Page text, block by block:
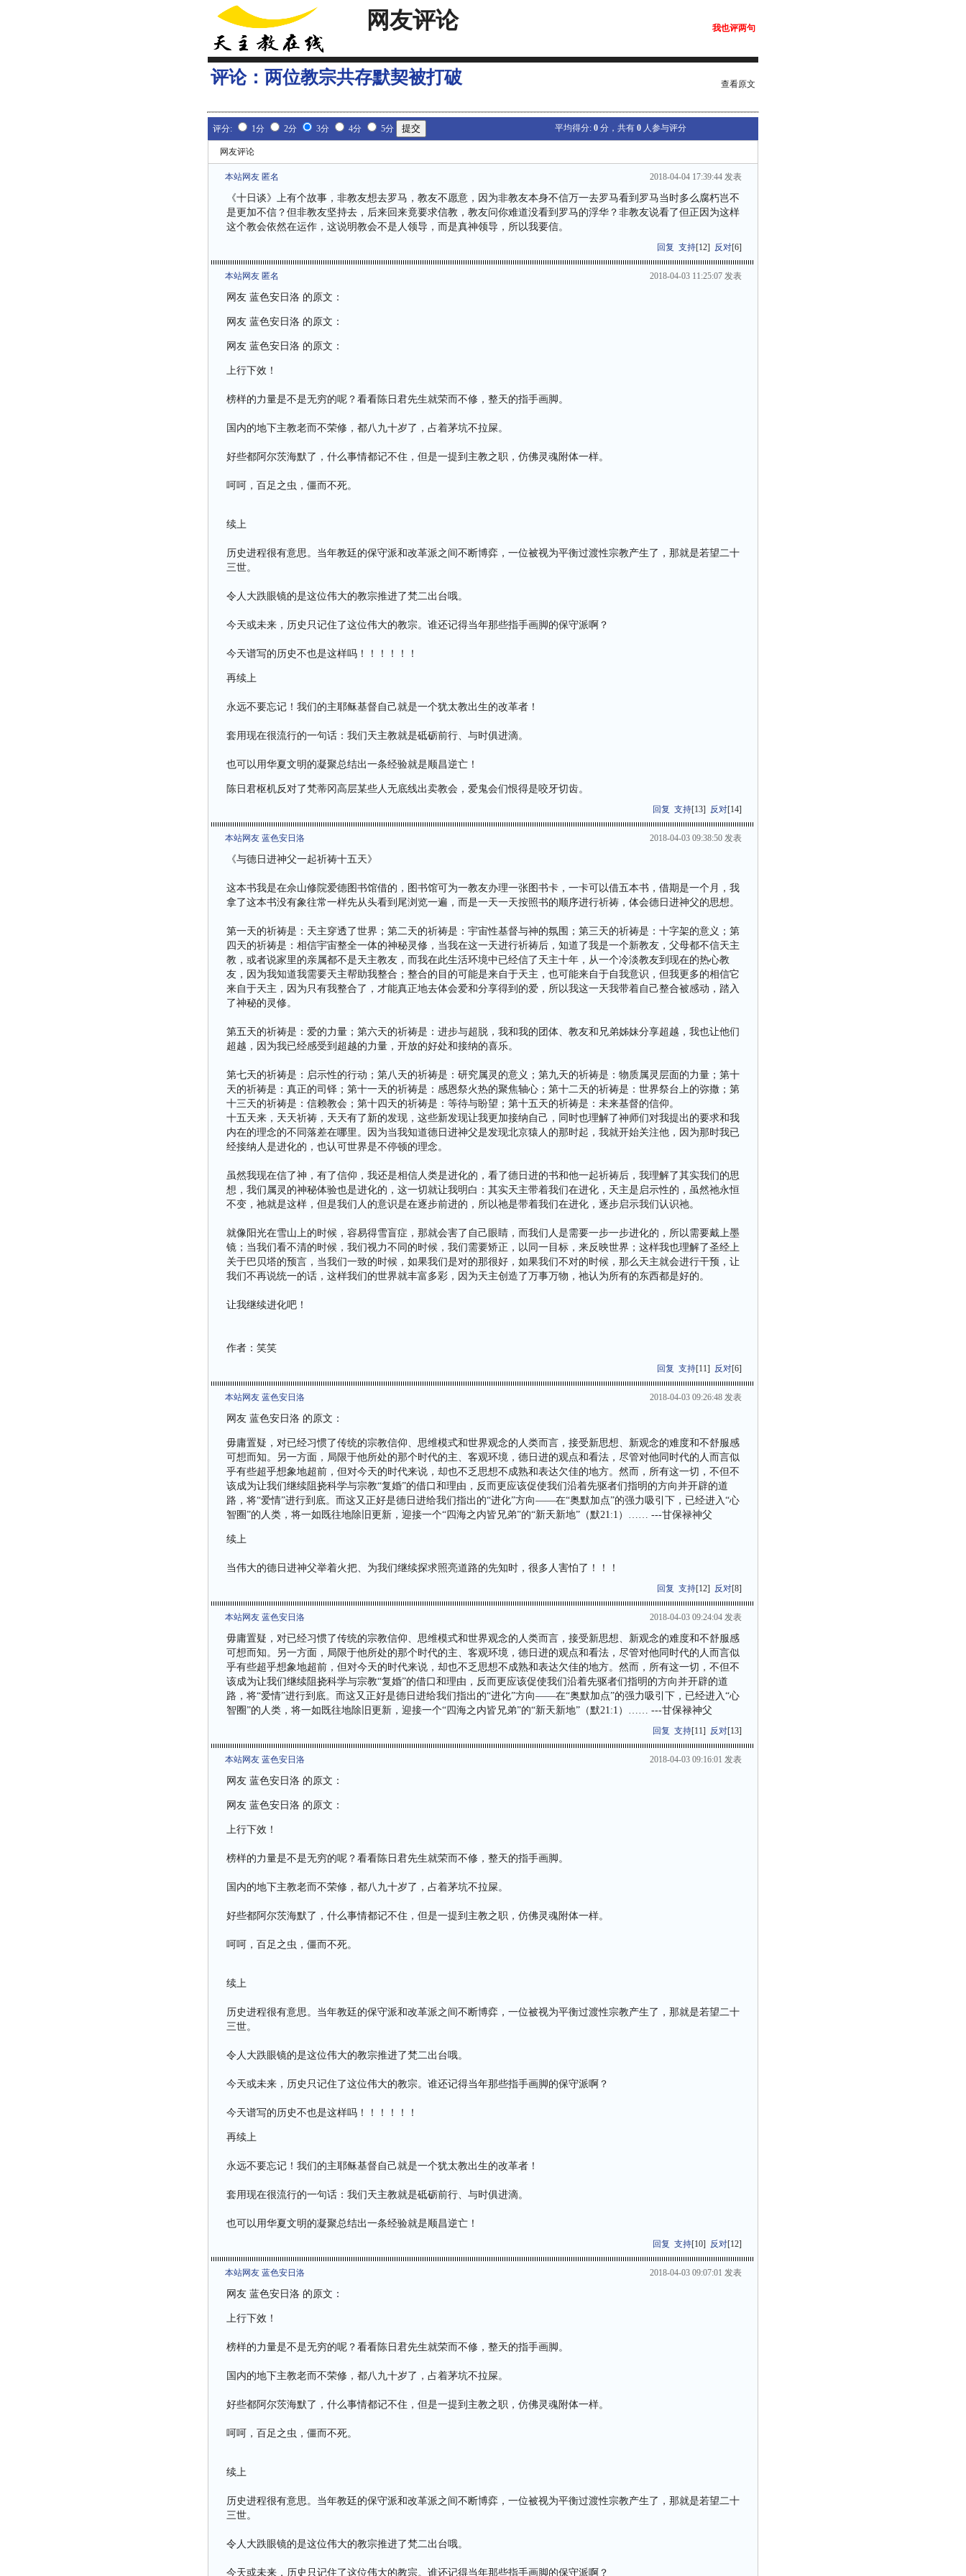
网友评论 我也评两句
评论： 两位教宗共存默契被打破 查看原文
评分: 1分 2分 3分 4分 5分 平均得分: 0 分，共有 0 人参与评分
网友评论
本站网友 匿名 2018-04-04 17:39:44 发表
《十日谈》上有个故事，非教友想去罗马，教友不愿意，因为非教友本身不信万一去罗马看到罗马当时多么腐朽岂不
是更加不信？但非教友坚持去，后来回来竟要求信教，教友问你难道没看到罗马的浮华？非教友说看了但正因为这样
这个教会依然在运作，这说明教会不是人领导，而是真神领导，所以我要信。
回复 支持[12] 反对[6]
本站网友 匿名 2018-04-03 11:25:07 发表
网友 蓝色安日洛 的原文：
网友 蓝色安日洛 的原文：
网友 蓝色安日洛 的原文：
上行下效！
榜样的力量是不是无穷的呢？看看陈日君先生就荣而不修，整天的指手画脚。
国内的地下主教老而不荣修，都八九十岁了，占着茅坑不拉屎。
好些都阿尔茨海默了，什么事情都记不住，但是一提到主教之职，仿佛灵魂附体一样。
呵呵，百足之虫，僵而不死。
续上
历史进程很有意思。当年教廷的保守派和改革派之间不断博弈，一位被视为平衡过渡性宗教产生了，那就是若望二十
三世。
令人大跌眼镜的是这位伟大的教宗推进了梵二出台哦。
今天或未来，历史只记住了这位伟大的教宗。谁还记得当年那些指手画脚的保守派啊？
今天谱写的历史不也是这样吗！！！！！！
再续上
永远不要忘记！我们的主耶稣基督自己就是一个犹太教出生的改革者！
套用现在很流行的一句话：我们天主教就是砥砺前行、与时俱进滴。
也可以用华夏文明的凝聚总结出一条经验就是顺昌逆亡！
陈日君枢机反对了梵蒂冈高层某些人无底线出卖教会，爱鬼会们恨得是咬牙切齿。
回复 支持[13] 反对[14]
本站网友 蓝色安日洛 2018-04-03 09:38:50 发表
《与德日进神父一起祈祷十五天》
这本书我是在佘山修院爱德图书馆借的，图书馆可为一教友办理一张图书卡，一卡可以借五本书，借期是一个月，我
拿了这本书没有象往常一样先从头看到尾浏览一遍，而是一天一天按照书的顺序进行祈祷，体会德日进神父的思想。
第一天的祈祷是：天主穿透了世界；第二天的祈祷是：宇宙性基督与神的氛围；第三天的祈祷是：十字架的意义；第
四天的祈祷是：相信宇宙整全一体的神秘灵修，当我在这一天进行祈祷后，知道了我是一个新教友，父母都不信天主
教，或者说家里的亲属都不是天主教友，而我在此生活环境中已经信了天主十年，从一个冷淡教友到现在的热心教
友，因为我知道我需要天主帮助我整合；整合的目的可能是来自于天主，也可能来自于自我意识，但我更多的相信它
来自于天主，因为只有我整合了，才能真正地去体会爱和分享得到的爱，所以我这一天我带着自己整合被感动，踏入
了神秘的灵修。
第五天的祈祷是：爱的力量；第六天的祈祷是：进步与超脱，我和我的团体、教友和兄弟姊妹分享超越，我也让他们
超越，因为我已经感受到超越的力量，开放的好处和接纳的喜乐。
第七天的祈祷是：启示性的行动；第八天的祈祷是：研究属灵的意义；第九天的祈祷是：物质属灵层面的力量；第十
天的祈祷是：真正的司铎；第十一天的祈祷是：感恩祭火热的聚焦轴心；第十二天的祈祷是：世界祭台上的弥撒；第
十三天的祈祷是：信赖教会；第十四天的祈祷是：等待与盼望；第十五天的祈祷是：未来基督的信仰。
十五天来，天天祈祷，天天有了新的发现，这些新发现让我更加接纳自己，同时也理解了神师们对我提出的要求和我
内在的理念的不同落差在哪里。因为当我知道德日进神父是发现北京猿人的那时起，我就开始关注他，因为那时我已
经接纳人是进化的，也认可世界是不停顿的理念。
虽然我现在信了神，有了信仰，我还是相信人类是进化的，看了德日进的书和他一起祈祷后，我理解了其实我们的思
想，我们属灵的神秘体验也是进化的，这一切就让我明白：其实天主带着我们在进化，天主是启示性的，虽然祂永恒
不变，祂就是这样，但是我们人的意识是在逐步前进的，所以祂是带着我们在进化，逐步启示我们认识祂。
就像阳光在雪山上的时候，容易得雪盲症，那就会害了自己眼睛，而我们人是需要一步一步进化的，所以需要戴上墨
镜；当我们看不清的时候，我们视力不同的时候，我们需要矫正，以同一目标，来反映世界；这样我也理解了圣经上
关于巴贝塔的预言，当我们一致的时候，如果我们是对的那很好，如果我们不对的时候，那么天主就会进行干预，让
我们不再说统一的话，这样我们的世界就丰富多彩，因为天主创造了万事万物，祂认为所有的东西都是好的。
让我继续进化吧！
作者：笑笑
回复 支持[11] 反对[6]
本站网友 蓝色安日洛 2018-04-03 09:26:48 发表
网友 蓝色安日洛 的原文：
毋庸置疑，对已经习惯了传统的宗教信仰、思维模式和世界观念的人类而言，接受新思想、新观念的难度和不舒服感
可想而知。另一方面，局限于他所处的那个时代的主、客观环境，德日进的观点和看法，尽管对他同时代的人而言似
乎有些超乎想象地超前，但对今天的时代来说，却也不乏思想不成熟和表达欠佳的地方。然而，所有这一切，不但不
该成为让我们继续阻挠科学与宗教“复婚”的借口和理由，反而更应该促使我们沿着先驱者们指明的方向并开辟的道
路，将“爱情”进行到底。而这又正好是德日进给我们指出的“进化”方向——在“奥默加点”的强力吸引下，已经进入“心
智圈”的人类，将一如既往地除旧更新，迎接一个“四海之内皆兄弟”的“新天新地”（默21:1）…… ---甘保禄神父
续上
当伟大的德日进神父举着火把、为我们继续探求照亮道路的先知时，很多人害怕了！！！
回复 支持[12] 反对[8]
本站网友 蓝色安日洛 2018-04-03 09:24:04 发表
毋庸置疑，对已经习惯了传统的宗教信仰、思维模式和世界观念的人类而言，接受新思想、新观念的难度和不舒服感
可想而知。另一方面，局限于他所处的那个时代的主、客观环境，德日进的观点和看法，尽管对他同时代的人而言似
乎有些超乎想象地超前，但对今天的时代来说，却也不乏思想不成熟和表达欠佳的地方。然而，所有这一切，不但不
该成为让我们继续阻挠科学与宗教“复婚”的借口和理由，反而更应该促使我们沿着先驱者们指明的方向并开辟的道
路，将“爱情”进行到底。而这又正好是德日进给我们指出的“进化”方向——在“奥默加点”的强力吸引下，已经进入“心
智圈”的人类，将一如既往地除旧更新，迎接一个“四海之内皆兄弟”的“新天新地”（默21:1）…… ---甘保禄神父
回复 支持[11] 反对[13]
本站网友 蓝色安日洛 2018-04-03 09:16:01 发表
网友 蓝色安日洛 的原文：
网友 蓝色安日洛 的原文：
上行下效！
榜样的力量是不是无穷的呢？看看陈日君先生就荣而不修，整天的指手画脚。
国内的地下主教老而不荣修，都八九十岁了，占着茅坑不拉屎。
好些都阿尔茨海默了，什么事情都记不住，但是一提到主教之职，仿佛灵魂附体一样。
呵呵，百足之虫，僵而不死。
续上
历史进程很有意思。当年教廷的保守派和改革派之间不断博弈，一位被视为平衡过渡性宗教产生了，那就是若望二十
三世。
令人大跌眼镜的是这位伟大的教宗推进了梵二出台哦。
今天或未来，历史只记住了这位伟大的教宗。谁还记得当年那些指手画脚的保守派啊？
今天谱写的历史不也是这样吗！！！！！！
再续上
永远不要忘记！我们的主耶稣基督自己就是一个犹太教出生的改革者！
套用现在很流行的一句话：我们天主教就是砥砺前行、与时俱进滴。
也可以用华夏文明的凝聚总结出一条经验就是顺昌逆亡！
回复 支持[10] 反对[12]
本站网友 蓝色安日洛 2018-04-03 09:07:01 发表
网友 蓝色安日洛 的原文：
上行下效！
榜样的力量是不是无穷的呢？看看陈日君先生就荣而不修，整天的指手画脚。
国内的地下主教老而不荣修，都八九十岁了，占着茅坑不拉屎。
好些都阿尔茨海默了，什么事情都记不住，但是一提到主教之职，仿佛灵魂附体一样。
呵呵，百足之虫，僵而不死。
续上
历史进程很有意思。当年教廷的保守派和改革派之间不断博弈，一位被视为平衡过渡性宗教产生了，那就是若望二十
三世。
令人大跌眼镜的是这位伟大的教宗推进了梵二出台哦。
今天或未来，历史只记住了这位伟大的教宗。谁还记得当年那些指手画脚的保守派啊？